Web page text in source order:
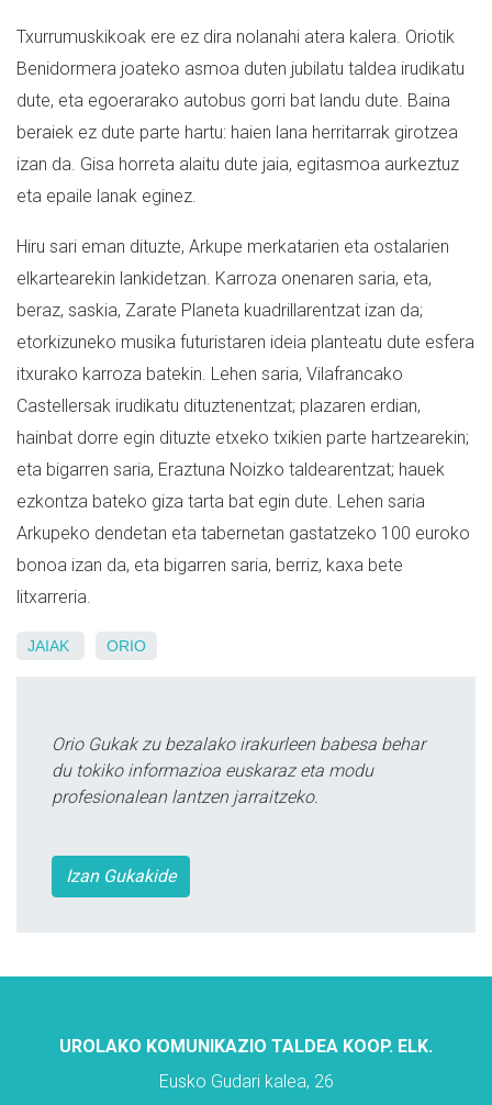
Txurrumuskikoak ere ez dira nolanahi atera kalera. Oriotik
Benidormera joateko asmoa duten jubilatu taldea irudikatu
dute, eta egoerarako autobus gorri bat landu dute. Baina
beraiek ez dute parte hartu: haien lana herritarrak girotzea
izan da. Gisa horreta alaitu dute jaia, egitasmoa aurkeztuz
eta epaile lanak eginez.
Hiru sari eman dituzte, Arkupe merkatarien eta ostalarien
elkartearekin lankidetzan. Karroza onenaren saria, eta,
beraz, saskia, Zarate Planeta kuadrillarentzat izan da;
etorkizuneko musika futuristaren ideia planteatu dute esfera
itxurako karroza batekin. Lehen saria, Vilafrancako
Castellersak irudikatu dituztenentzat; plazaren erdian,
hainbat dorre egin dituzte etxeko txikien parte hartzearekin;
eta bigarren saria, Eraztuna Noizko taldearentzat; hauek
ezkontza bateko giza tarta bat egin dute. Lehen saria
Arkupeko dendetan eta tabernetan gastatzeko 100 euroko
bonoa izan da, eta bigarren saria, berriz, kaxa bete
litxarreria.
JAIAK ORIO
Orio Gukak zu bezalako irakurleen babesa behar
du tokiko informazioa euskaraz eta modu
profesionalean lantzen jarraitzeko.
Izan Gukakide
UROLAKO KOMUNIKAZIO TALDEA KOOP. ELK.
Eusko Gudari kalea, 26